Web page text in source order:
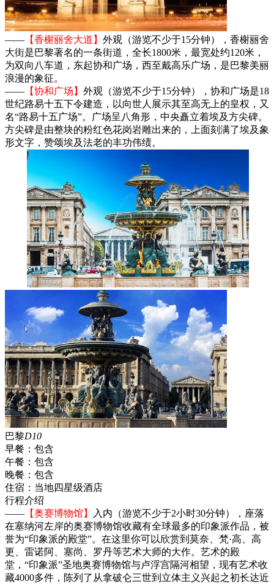
—— 【香榭丽舍大道】 外观（游览不少于15分钟），香榭丽舍
大街是巴黎著名的一条街道，全长1800米，最宽处约120米，
为双向八车道，东起协和广场，西至戴高乐广场，是巴黎美丽
浪漫的象征。
—— 【协和广场】 外观（游览不少于15分钟），协和广场是18
世纪路易十五下令建造，以向世人展示其至高无上的皇权，又
名“路易十五广场”。广场呈八角形，中央矗立着埃及方尖碑。
方尖碑是由整块的粉红色花岗岩雕出来的，上面刻满了埃及象
形文字，赞颂埃及法老的丰功伟绩。
巴黎D10
早餐： 包含
午餐： 包含
晚餐： 包含
住宿： 当地四星级酒店
行程介绍
—— 【奥赛博物馆】
入内（游览不少于2小时30分钟），座落
在塞纳河左岸的奥赛博物馆收藏有全球最多的印象派作品，被
誉为“印象派的殿堂”。在这里你可以欣赏到莫奈、梵·高、高
更、雷诺阿、塞尚、罗丹等艺术大师的大作。艺术的殿
堂，“印象派”圣地奥赛博物馆与卢浮宫隔河相望，现有艺术收
藏4000多件，陈列了从拿破仑三世到立体主义兴起之初长达近